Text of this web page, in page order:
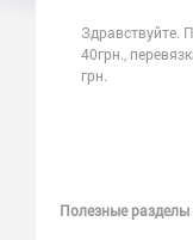
Здравствуйте.
40грн.,
грн.
Полезные разделы